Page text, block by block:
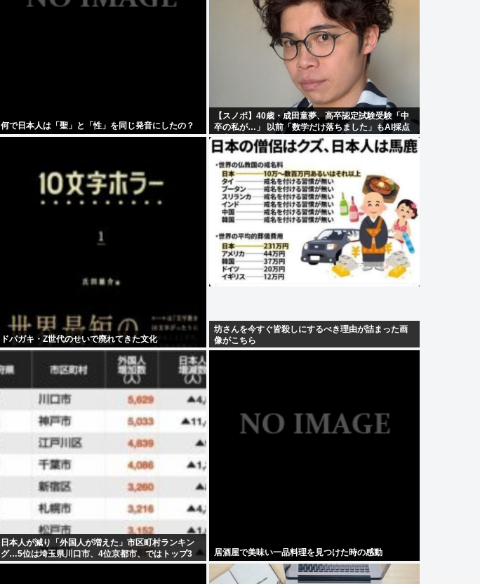
何で日本人は「聖」と「性」を同じ発音にしたの？
【スノボ】40歳・成田童夢、高卒認定試験受験「中
卒の私が…」 以前「数学だけ落ちました」もAI採点
で高得点
ドパガキ・Z世代のせいで廃れてきた文化
坊さんを今すぐ皆殺しにするべき理由が詰まった画
像がこちら
日本人が減り「外国人が増えた」市区町村ランキン
グ…5位は埼玉県川口市、4位京都市、ではトップ3
は？
居酒屋で美味い一品料理を見つけた時の感動